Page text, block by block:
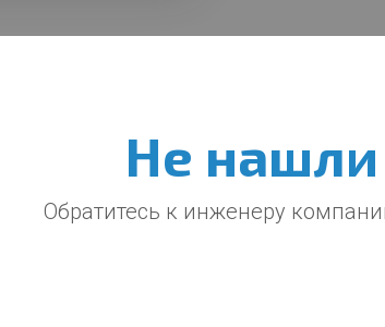
Не
Обратитесь к инженеру